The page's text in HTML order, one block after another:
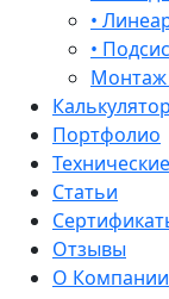
•
•
Монтаж
Калькулятор
Портфолио
Статьи
Отзывы
О Компании